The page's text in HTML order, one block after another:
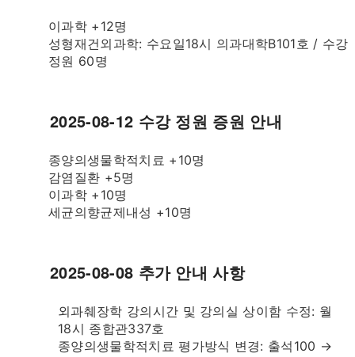
이과학 +12명
성형재건외과학: 수요일18시 의과대학B101호 / 수강
정원 60명
2025-08-12 수강 정원 증원 안내
종양의생물학적치료 +10명
감염질환 +5명
이과학 +10명
세균의향균제내성 +10명
2025-08-08 추가 안내 사항
외과췌장학 강의시간 및 강의실 상이함 수정: 월
18시 종합관337호
종양의생물학적치료 평가방식 변경: 출석100 →